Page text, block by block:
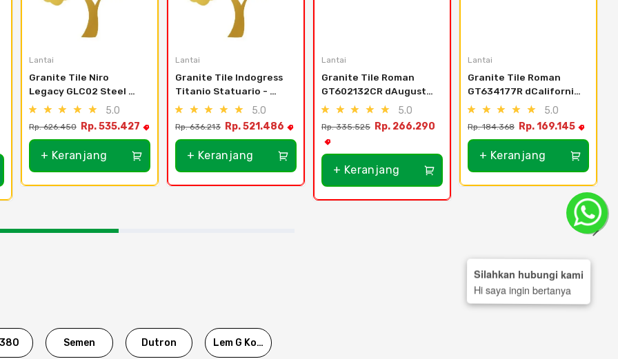
Lantai
Granite Tile Niro
Legacy GLC02 Steel
Grey - 60x60
5.0
Rp. 626.450 Rp. 535.427
+ Keranjang
Lantai
Granite Tile Indogress
Titanio Statuario -
Glazed Polished - 5.0
Rp. 636.213 Rp. 521.486
+ Keranjang
Lantai
Granite Tile Roman
GT602132CR dAugusta
Mocca - 60x60
5.0
Rp. 335.525 Rp. 266.290
+ Keranjang
Lantai
Granite Tile Roman
GT634177R dCalifornia
Shell - 30x60
5.0
Rp. 184.368 Rp. 169.145
+ Keranjang
Semen Dutron Lem G Korea
Silahkan hubungi kami
Hi saya ingin bertanya